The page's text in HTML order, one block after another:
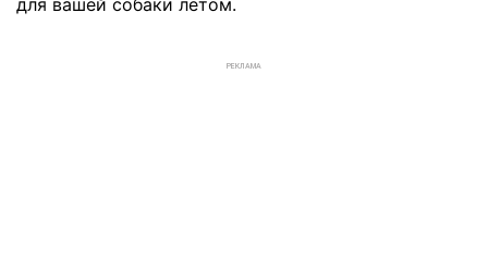
для вашей собаки летом.
РЕКЛАМА